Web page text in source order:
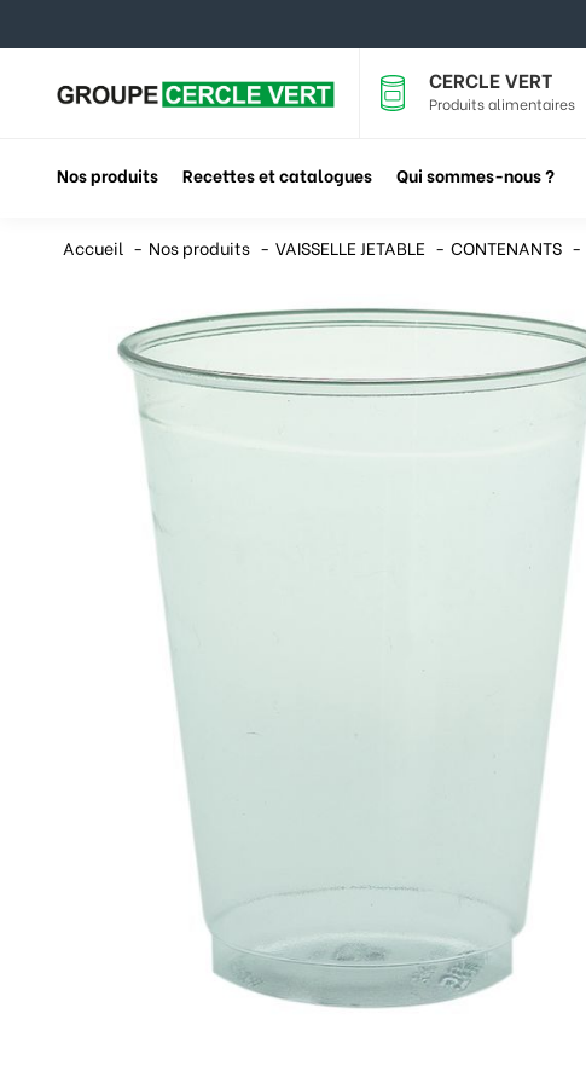
CERCLE VERT
Produits alimentaires
Nos produits Recettes et catalogues Qui sommes-nous ?
Accueil Nos produits VAISSELLE JETABLE CONTENANTS